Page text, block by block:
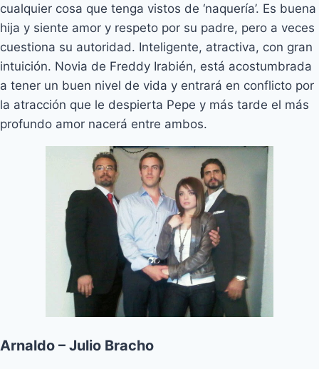
cualquier cosa que tenga vistos de ‘naquería’. Es buena
hija y siente amor y respeto por su padre, pero a veces
cuestiona su autoridad. Inteligente, atractiva, con gran
intuición. Novia de Freddy Irabién, está acostumbrada
a tener un buen nivel de vida y entrará en conflicto por
la atracción que le despierta Pepe y más tarde el más
profundo amor nacerá entre ambos.
Arnaldo – Julio Bracho